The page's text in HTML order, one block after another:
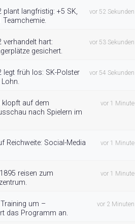
plant langfristig: +5 SK,
Teamchemie.
vor 52 Sekunden
verhandelt hart:
gesichert.
vor 53 Sekunden
legt früh los: SK-Polster
vor 54 Sekunden
klopft auf dem
nach Spielern im
vor 1 Minute
Reichweite: Social-Media
vor 1 Minute
reisen zum
vor 1 Minute
um –
das Programm an.
vor 2 Minuten